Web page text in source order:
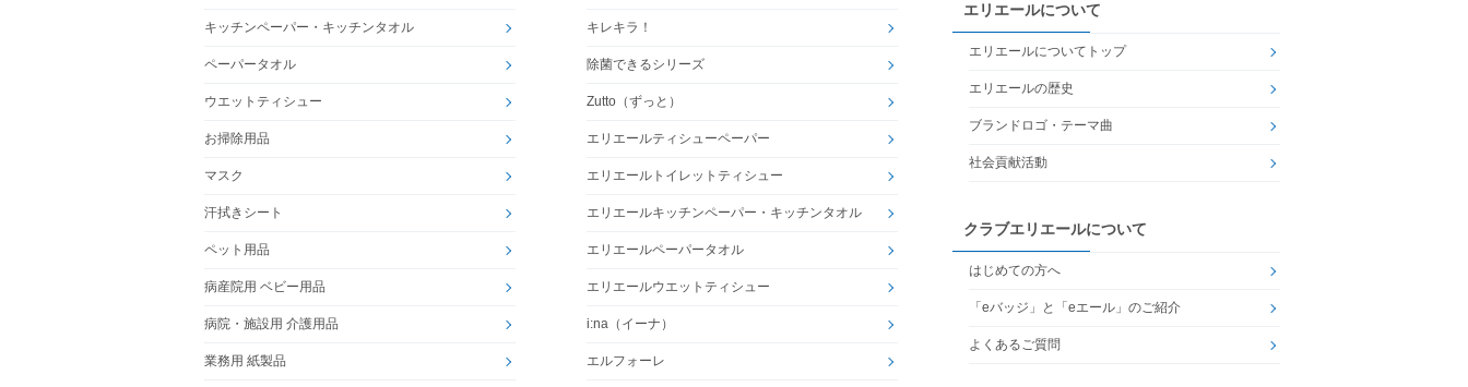
キッチンペーパー・キッチンタオル
ペーパータオル
ウエットティシュー
お掃除用品
マスク
汗拭きシート
ペット用品
病産院用 ベビー用品
病院・施設用 介護用品
業務用 紙製品
キレキラ！
除菌できるシリーズ
Zutto（ずっと）
エリエールティシューペーパー
エリエールトイレットティシュー
エリエールキッチンペーパー・キッチンタオル
エリエールペーパータオル
エリエールウエットティシュー
i:na（イーナ）
エルフォーレ
エリエールについて
エリエールについてトップ
エリエールの歴史
ブランドロゴ・テーマ曲
社会貢献活動
クラブエリエールについて
はじめての方へ
「eバッジ」と「eエール」のご紹介
よくあるご質問